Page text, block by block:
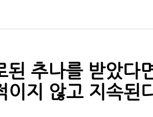
된 추나를 받았다
이지 않고 지속된